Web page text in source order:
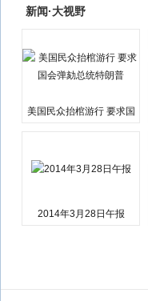
新闻·大视野
美国民众抬棺游行 要求国
2014年3月28日午报